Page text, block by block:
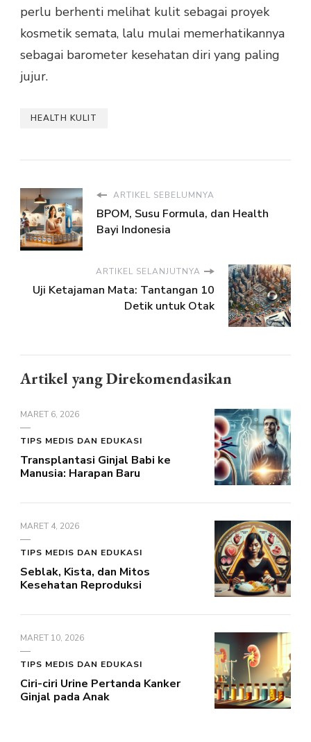
perlu berhenti melihat kulit sebagai proyek
kosmetik semata, lalu mulai memerhatikannya
sebagai barometer kesehatan diri yang paling
jujur.
HEALTH KULIT
ARTIKEL SEBELUMNYA
BPOM, Susu Formula, dan Health
Bayi Indonesia
ARTIKEL SELANJUTNYA
Uji Ketajaman Mata: Tantangan 10
Detik untuk Otak
Artikel yang Direkomendasikan
MARET 6, 2026
TIPS MEDIS DAN EDUKASI
Transplantasi Ginjal Babi ke
Manusia: Harapan Baru
MARET 4, 2026
TIPS MEDIS DAN EDUKASI
Seblak, Kista, dan Mitos
Kesehatan Reproduksi
MARET 10, 2026
TIPS MEDIS DAN EDUKASI
Ciri-ciri Urine Pertanda Kanker
Ginjal pada Anak